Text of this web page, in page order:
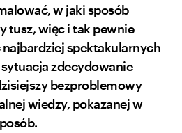
w jaki sposób
tusz, więc i tak pewnie
najbardziej spektakularnych
zdecydowanie
bezproblemowy
wiedzy, pokazanej w